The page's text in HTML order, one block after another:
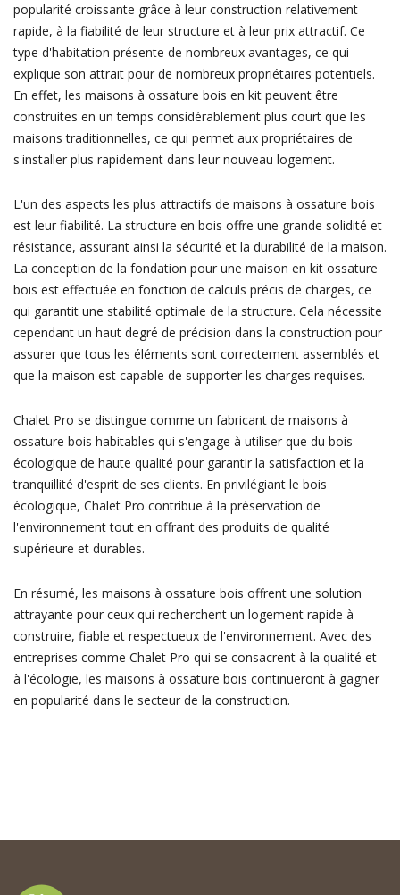
popularité croissante grâce à leur construction relativement
rapide, à la fiabilité de leur structure et à leur prix attractif. Ce
type d'habitation présente de nombreux avantages, ce qui
explique son attrait pour de nombreux propriétaires potentiels.
En effet, les maisons à ossature bois en kit peuvent être
construites en un temps considérablement plus court que les
maisons traditionnelles, ce qui permet aux propriétaires de
s'installer plus rapidement dans leur nouveau logement.
L'un des aspects les plus attractifs de maisons à ossature bois
est leur fiabilité. La structure en bois offre une grande solidité et
résistance, assurant ainsi la sécurité et la durabilité de la maison.
La conception de la fondation pour une maison en kit ossature
bois est effectuée en fonction de calculs précis de charges, ce
qui garantit une stabilité optimale de la structure. Cela nécessite
cependant un haut degré de précision dans la construction pour
assurer que tous les éléments sont correctement assemblés et
que la maison est capable de supporter les charges requises.
Chalet Pro se distingue comme un fabricant de maisons à
ossature bois habitables qui s'engage à utiliser que du bois
écologique de haute qualité pour garantir la satisfaction et la
tranquillité d'esprit de ses clients. En privilégiant le bois
écologique, Chalet Pro contribue à la préservation de
l'environnement tout en offrant des produits de qualité
supérieure et durables.
En résumé, les maisons à ossature bois offrent une solution
attrayante pour ceux qui recherchent un logement rapide à
construire, fiable et respectueux de l'environnement. Avec des
entreprises comme Chalet Pro qui se consacrent à la qualité et
à l'écologie, les maisons à ossature bois continueront à gagner
en popularité dans le secteur de la construction.